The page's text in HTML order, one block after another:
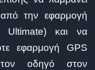
την εφαρμογή
και να
εφαρμογή GPS
οδηγό στον